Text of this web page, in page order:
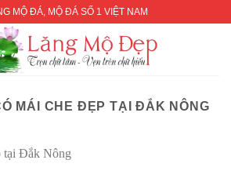
MỘ ĐÁ, MỘ ĐÁ SỐ 1 VIỆT NAM
MÁI CHE ĐẸP TẠI ĐẮK NÔNG